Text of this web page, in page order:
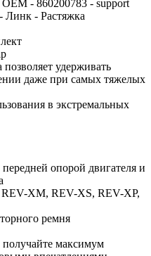
- 860200783 - support
Линк - Растяжка
удерживать
даже при самых тяжелых
в экстремальных
опорой двигателя и
REV-XM, REV-XS, REV-XP,
ремня
максимум